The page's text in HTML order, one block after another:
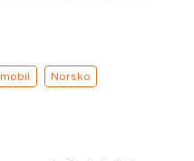
Norsko